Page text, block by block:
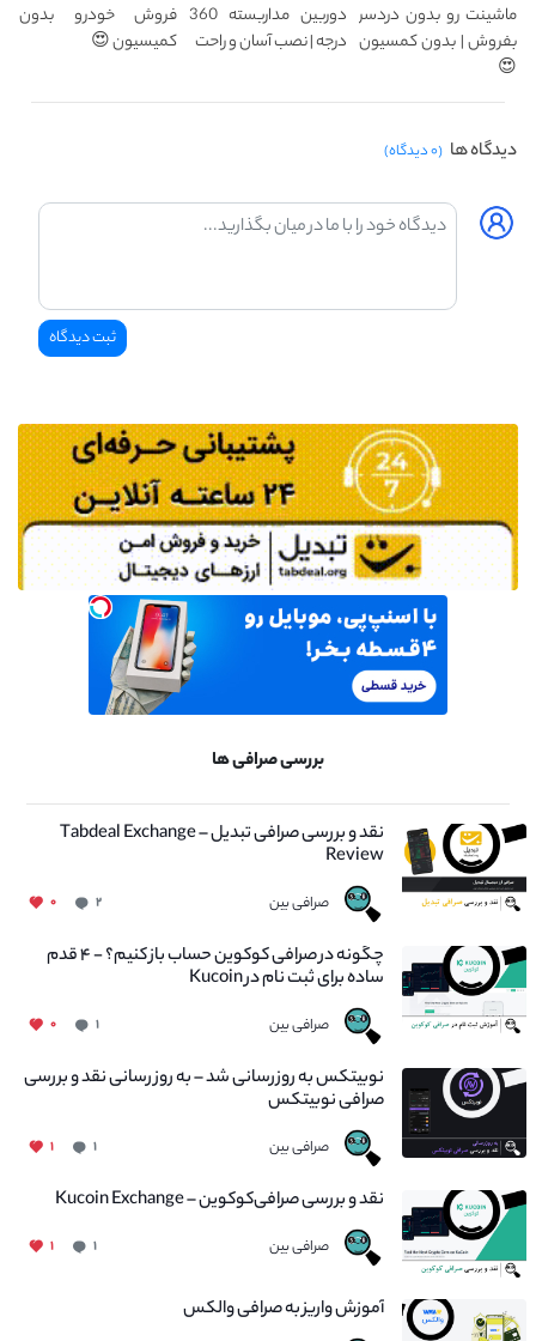
ماشینت رو بدون دردسر
بفروش | بدون کمسیون
😍
دوربین مداربسته 360
درجه | نصب آسان و راحت
فروش خودرو بدون
کمیسیون 😍
دیدگاه ها (۰ دیدگاه)
بررسی صرافی ها
نقد و بررسی صرافی تبدیل – Tabdeal Exchange
Review
صرافی بین ۲ ۰
چگونه در صرافی کوکوین حساب باز کنیم؟ - ۴ قدم
ساده برای ثبت نام در Kucoin
صرافی بین ۱ ۰
نوبیتکس به روزرسانی شد – به روز رسانی نقد و بررسی
صرافی نوبیتکس
صرافی بین ۱ ۱
نقد و بررسی صرافی‌کوکوین – Kucoin Exchange
صرافی بین ۱ ۱
آموزش واریز به صرافی والکس